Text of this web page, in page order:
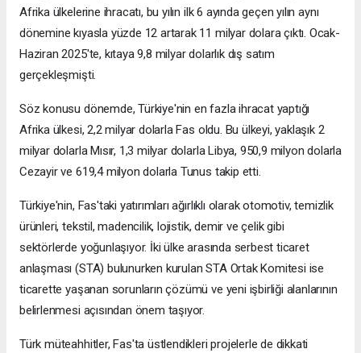
Afrika ülkelerine ihracatı, bu yılın ilk 6 ayında geçen yılın aynı
dönemine kıyasla yüzde 12 artarak 11 milyar dolara çıktı. Ocak-
Haziran 2025'te, kıtaya 9,8 milyar dolarlık dış satım
gerçekleşmişti.
Söz konusu dönemde, Türkiye'nin en fazla ihracat yaptığı
Afrika ülkesi, 2,2 milyar dolarla Fas oldu. Bu ülkeyi, yaklaşık 2
milyar dolarla Mısır, 1,3 milyar dolarla Libya, 950,9 milyon dolarla
Cezayir ve 619,4 milyon dolarla Tunus takip etti.
Türkiye'nin, Fas'taki yatırımları ağırlıklı olarak otomotiv, temizlik
ürünleri, tekstil, madencilik, lojistik, demir ve çelik gibi
sektörlerde yoğunlaşıyor. İki ülke arasında serbest ticaret
anlaşması (STA) bulunurken kurulan STA Ortak Komitesi ise
ticarette yaşanan sorunların çözümü ve yeni işbirliği alanlarının
belirlenmesi açısından önem taşıyor.
Türk müteahhitler, Fas'ta üstlendikleri projelerle de dikkati